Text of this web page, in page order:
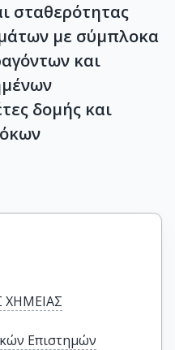
σταθερότητας
με σύμπλοκα
και
δομής και
ΧΗΜΕΙΑΣ
Επιστημών